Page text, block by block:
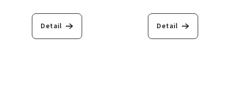
Detail Detail